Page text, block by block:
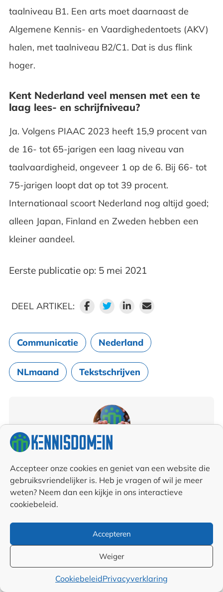
Accepteer onze cookies en geniet van een website die
gebruiksvriendelijker is. Heb je vragen of wil je meer
weten? Neem dan een kijkje in ons interactieve
cookiebeleid.
Accepteren
Weiger
CookiebeleidPrivacyverklaring
taalniveau B1. Een arts moet daarnaast de
Algemene Kennis- en Vaardighedentoets (AKV)
halen, met taalniveau B2/C1. Dat is dus flink
hoger.
Kent Nederland veel mensen met een te
laag lees- en schrijfniveau?
Ja. Volgens PIAAC 2023 heeft 15,9 procent van
de 16- tot 65-jarigen een laag niveau van
taalvaardigheid, ongeveer 1 op de 6. Bij 66- tot
75-jarigen loopt dat op tot 39 procent.
Internationaal scoort Nederland nog altijd goed;
alleen Japan, Finland en Zweden hebben een
kleiner aandeel.
Eerste publicatie op: 5 mei 2021
DEEL ARTIKEL:
Communicatie Nederland
NLmaand Tekstschrijven
Geschreven door: Team Kennisdomein
VanKennisdomein
Team Kennisdomein bestaat uit
verdiend. Het team zorgt voor invulling
van Kennisdomein vanuit de passie
voor schrijven en het delen van kennis